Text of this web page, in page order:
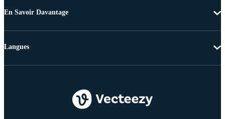
En Savoir Davantage
Langues